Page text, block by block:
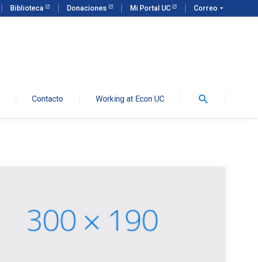
Biblioteca Donaciones Mi Portal UC Correo arrow_drop_down
Contacto Working at Econ UC search